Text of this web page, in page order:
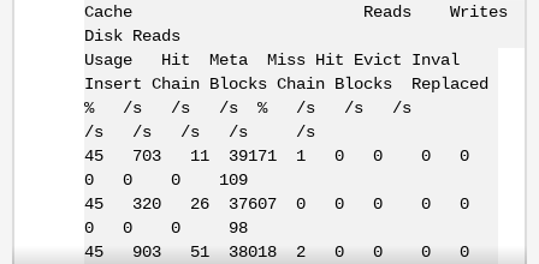
Cache Reads Writes
Disk Reads
Usage Hit Meta Miss Hit Evict Inval
Insert Chain Blocks Chain Blocks Replaced
% /s /s /s % /s /s /s
/s /s /s /s /s
45 703 11 39171 1 0 0 0 0
0 0 0 109
45 320 26 37607 0 0 0 0 0
0 0 0 98
45 903 51 38018 2 0 0 0 0